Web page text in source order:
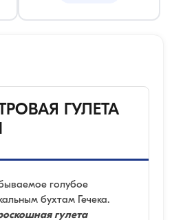
ГУЛЕТА
голубое
бухтам Гечека.
гулета